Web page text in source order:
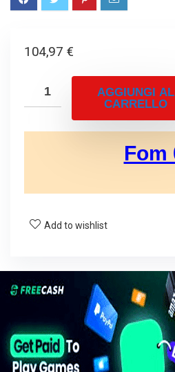
104,97 €
AGGIUNGI AL
CARRELLO
Add to wishlist